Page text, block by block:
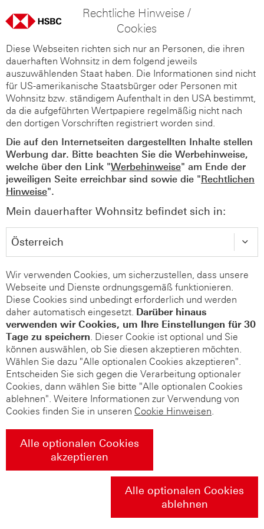
Rechtliche Hinweise /
Cookies
Diese Webseiten richten sich nur an Personen, die ihren
dauerhaften Wohnsitz in dem folgend jeweils
auszuwählenden Staat haben. Die Informationen sind nicht
für US-amerikanische Staatsbürger oder Personen mit
Wohnsitz bzw. ständigem Aufenthalt in den USA bestimmt,
da die aufgeführten Wertpapiere regelmäßig nicht nach
den dortigen Vorschriften registriert worden sind.
Die auf den Internetseiten dargestellten Inhalte stellen
Werbung dar. Bitte beachten Sie die Werbehinweise,
welche über den Link "Werbehinweise" am Ende der
jeweiligen Seite erreichbar sind sowie die "Rechtlichen
Hinweise".
Mein dauerhafter Wohnsitz befindet sich in:
Wir verwenden Cookies, um sicherzustellen, dass unsere
Webseite und Dienste ordnungsgemäß funktionieren.
Diese Cookies sind unbedingt erforderlich und werden
daher automatisch eingesetzt. Darüber hinaus
verwenden wir Cookies, um Ihre Einstellungen für 30
Tage zu speichern. Dieser Cookie ist optional und Sie
können auswählen, ob Sie diesen akzeptieren möchten.
Wählen Sie dazu "Alle optionalen Cookies akzeptieren".
Entscheiden Sie sich gegen die Verarbeitung optionaler
Cookies, dann wählen Sie bitte "Alle optionalen Cookies
ablehnen". Weitere Informationen zur Verwendung von
Cookies finden Sie in unseren Cookie Hinweisen.
Alle optionalen Cookies
akzeptieren
Alle optionalen Cookies
ablehnen